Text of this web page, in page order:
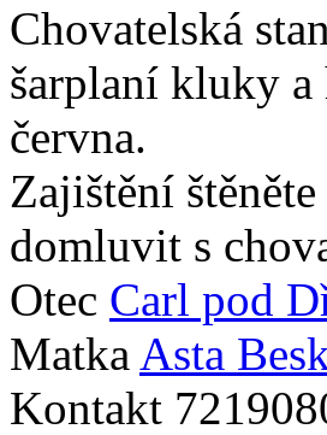
Chovatelská
šarplaní kluky a
června.
Zajištění
domluvit s
Otec Carl pod
Matka Asta
Kontakt